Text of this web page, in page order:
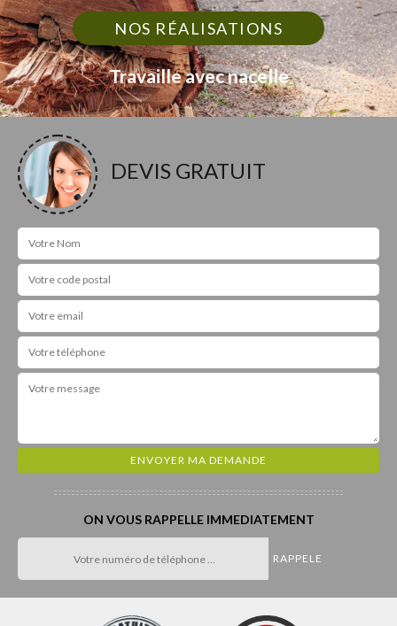
NOS RÉALISATIONS
Travaille avec nacelle
DEVIS GRATUIT
ON VOUS RAPPELLE IMMEDIATEMENT